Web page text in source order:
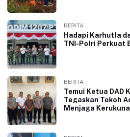
BERITA
Hadapi Karhutla
TNI-Polri Perkuat
BERITA
Temui Ketua DAD
Tegaskan Tokoh
Menjaga